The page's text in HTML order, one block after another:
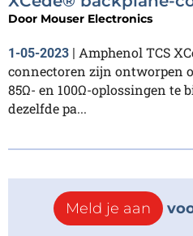
Door Mouser Electronics
1-05-2023 | Amphenol TCS
connectoren zijn ontworpen
85Ω- en 100Ω-oplossingen te
dezelfde pa...
Meld je aan